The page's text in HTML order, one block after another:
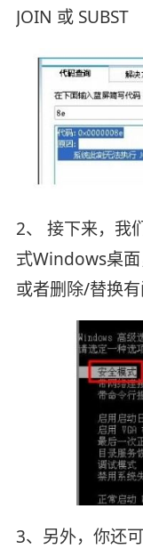
JOIN 或 SUBST
2、 接下来，我
式Windows桌面
或者删除/替换
3、另外，你还